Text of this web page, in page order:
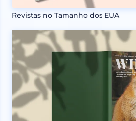
Revistas no Tamanho dos EUA